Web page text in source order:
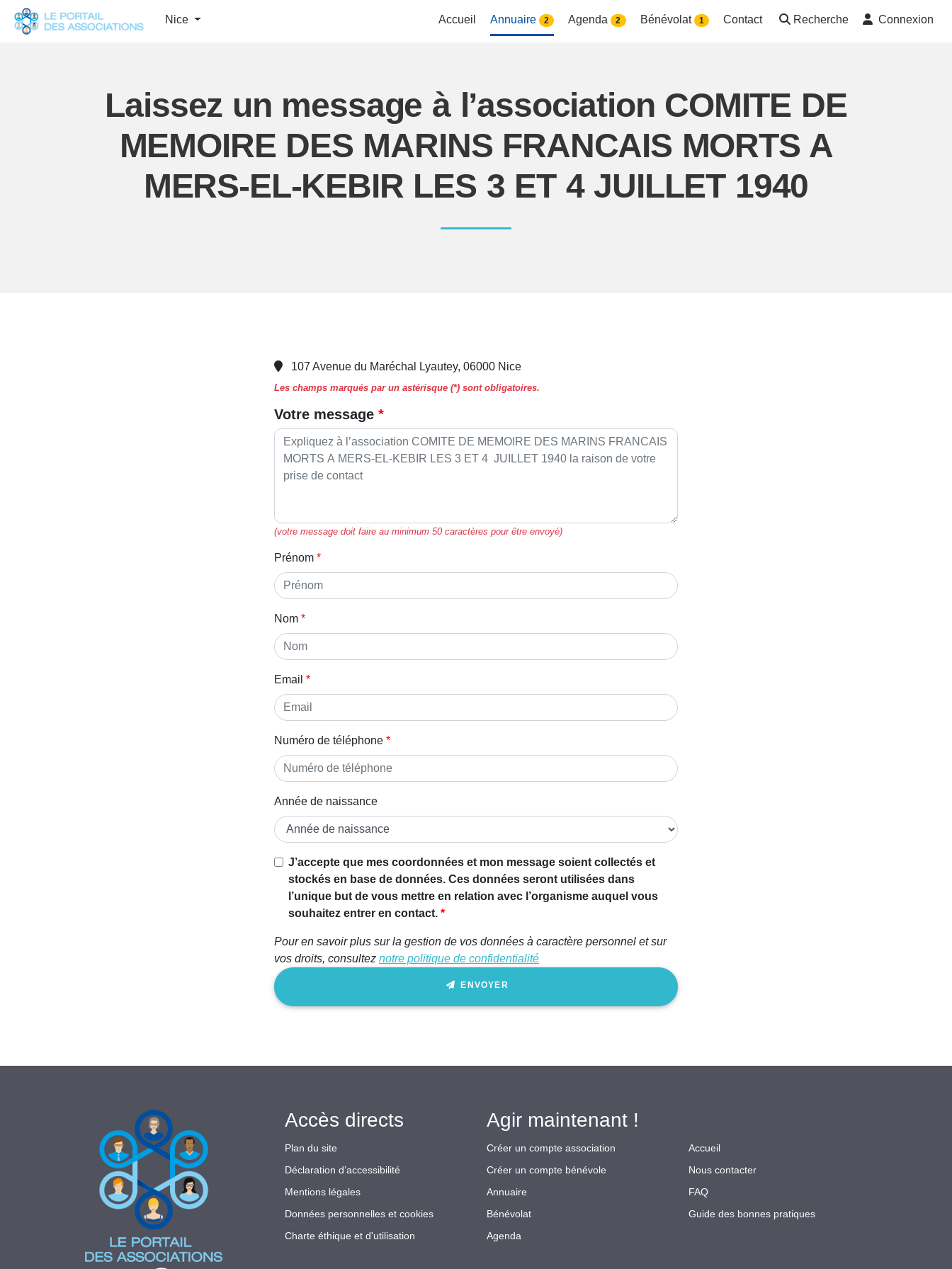
Nice Accueil Annuaire 2 Agenda 2 Bénévolat 1 Contact Recherche Connexion
Laissez un message à l’association COMITE DE
MEMOIRE DES MARINS FRANCAIS MORTS A
MERS-EL-KEBIR LES 3 ET 4 JUILLET 1940
107 Avenue du Maréchal Lyautey, 06000 Nice
Les champs marqués par un astérisque (*) sont obligatoires.
Votre message
(votre message doit faire au minimum 50 caractères pour être envoyé)
Prénom
Nom
Email
Numéro de téléphone
Année de naissance
J’accepte que mes coordonnées et mon message soient collectés et
stockés en base de données. Ces données seront utilisées dans
l’unique but de vous mettre en relation avec l’organisme auquel vous
souhaitez entrer en contact.
Pour en savoir plus sur la gestion de vos données à caractère personnel et sur
vos droits, consultez notre politique de confidentialité
ENVOYER
Accès directs
Plan du site
Déclaration d’accessibilité
Mentions légales
Données personnelles et cookies
Charte éthique et d'utilisation
Agir maintenant !
Créer un compte association
Créer un compte bénévole
Annuaire
Bénévolat
Agenda
Accueil
Nous contacter
FAQ
Guide des bonnes pratiques
Panneau de gestion des cookies